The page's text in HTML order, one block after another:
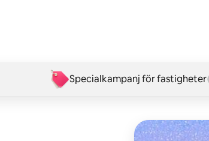
Specialkampanj för fastigheter